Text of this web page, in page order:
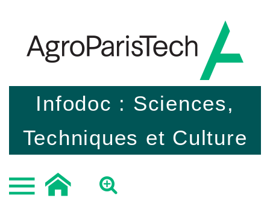
Infodoc : Sciences,
Techniques et Culture